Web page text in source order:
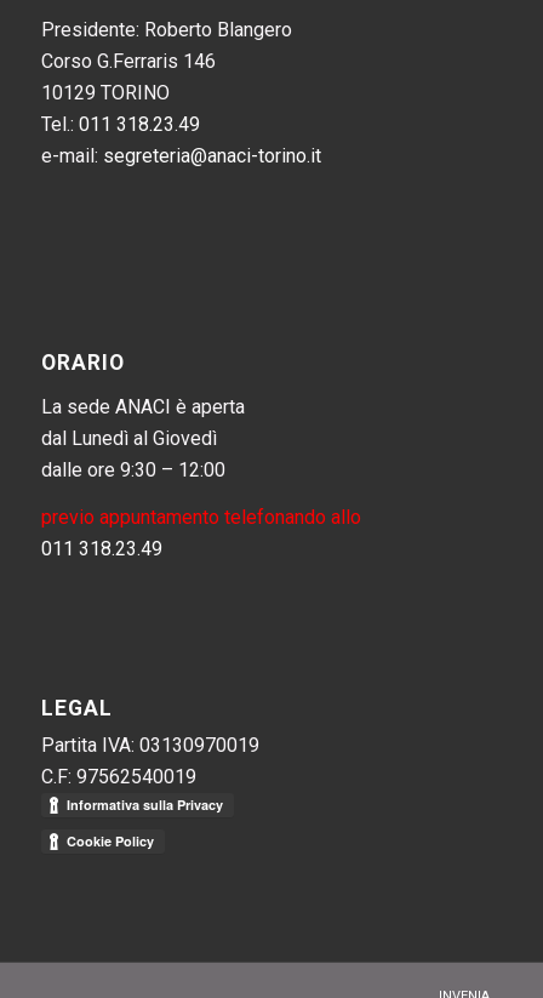
Presidente: Roberto Blangero
Corso G.Ferraris 146
10129 TORINO
Tel.: 011 318.23.49
e-mail: segreteria@anaci-torino.it
ORARIO
La sede ANACI è aperta
dal Lunedì al Giovedì
dalle ore 9:30 – 12:00
previo appuntamento telefonando allo
011 318.23.49
LEGAL
Partita IVA: 03130970019
C.F: 97562540019